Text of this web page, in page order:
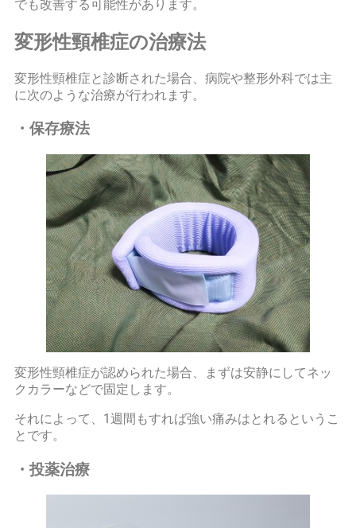
でも改善する可能性があります。
変形性頸椎症の治療法
変形性頸椎症と診断された場合、病院や整形外科では主
に次のような治療が行われます。
・保存療法
変形性頸椎症が認められた場合、まずは安静にしてネッ
クカラーなどで固定します。
それによって、1週間もすれば強い痛みはとれるというこ
とです。
・投薬治療